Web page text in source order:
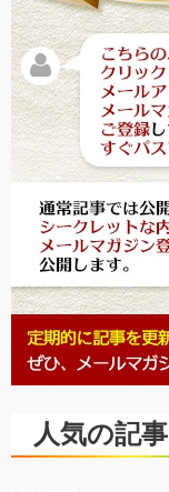
人気の記事